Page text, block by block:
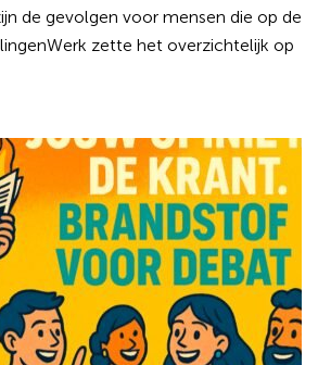
de gevolgen voor mensen die op de
zette het overzichtelijk op